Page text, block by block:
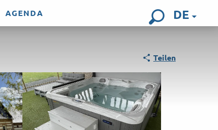
DE
AGENDA
Teilen